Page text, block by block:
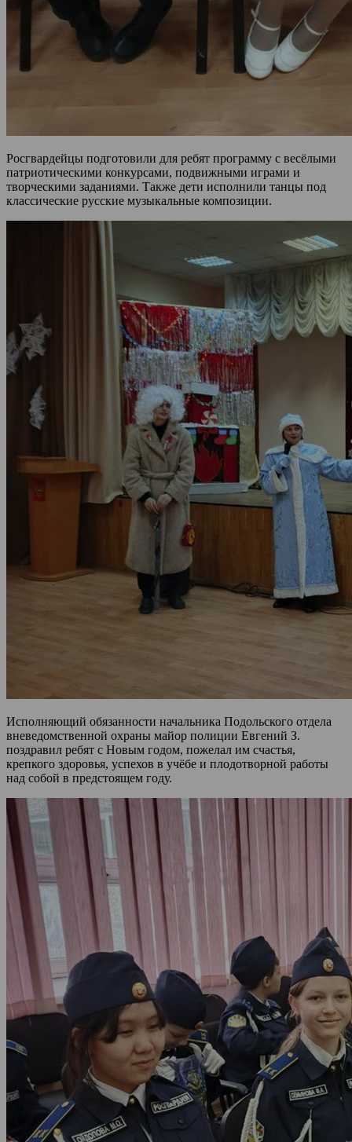
Росгвардейцы подготовили для ребят программу с весёлыми
патриотическими конкурсами, подвижными играми и
творческими заданиями. Также дети исполнили танцы под
классические русские музыкальные композиции.
Исполняющий обязанности начальника Подольского отдела
вневедомственной охраны майор полиции Евгений З.
поздравил ребят с Новым годом, пожелал им счастья,
крепкого здоровья, успехов в учёбе и плодотворной работы
над собой в предстоящем году.